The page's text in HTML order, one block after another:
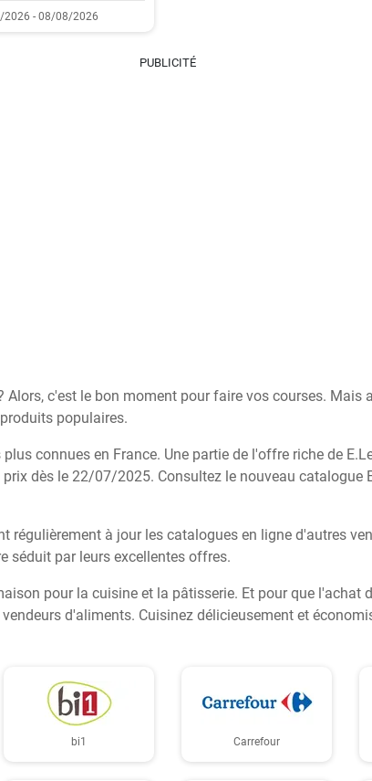
2026 - 08/08/2026
PUBLICITÉ
c'est le bon moment pour faire vos courses. Mais
populaires.
connues en France. Une partie de l'offre riche de
dès le 22/07/2025. Consultez le nouveau catalogue
régulièrement à jour les catalogues en ligne d'autres
séduit par leurs excellentes offres.
pour la cuisine et la pâtisserie. Et pour que
d'aliments. Cuisinez délicieusement et
bi1 Carrefour